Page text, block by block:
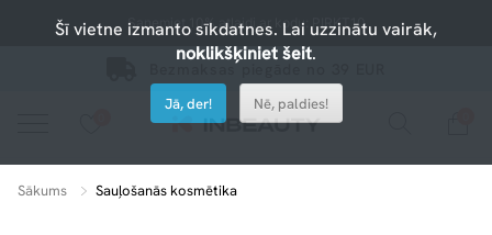
Saņemiet 10% atlaidi ar kodu: PIRKT10
Bezmaksas piegāde no 39 EUR
Sākums Sauļošanās kosmētika
Šī vietne izmanto sīkdatnes. Lai uzzinātu vairāk,
noklikšķiniet šeit.
Jā, der! Nē, paldies!